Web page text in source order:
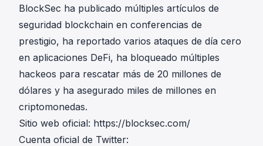
BlockSec ha publicado múltiples artículos de
seguridad blockchain en conferencias de
prestigio, ha reportado varios ataques de día cero
en aplicaciones DeFi, ha bloqueado múltiples
hackeos para rescatar más de 20 millones de
dólares y ha asegurado miles de millones en
criptomonedas.
Sitio web oficial: https://blocksec.com/
Cuenta oficial de Twitter: